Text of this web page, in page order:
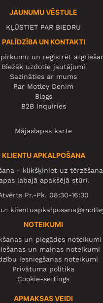
JAUNUMU VĒSTULE
KĻŪSTIET PAR BIEDRU
PALĪDZĪBA UN KONTAKTI
un reģistrēt
Biežāk uzdotie jautājumi
Sazināties ar mums
Par Motley Denim
Blogs
B2B Inquiries
Mājaslapas karte
KLIENTU APKALPOŠANA
- klikšķiniet uz
labajā apakšējā stūrī.
Pr.-Pk. 08:30-16:30
NOTEIKUMI
un piegādes noteikumi
un maiņas noteikumi
iesniegšanas noteikumi
Privātuma politika
Cookie-settings
APMAKSAS VEIDI